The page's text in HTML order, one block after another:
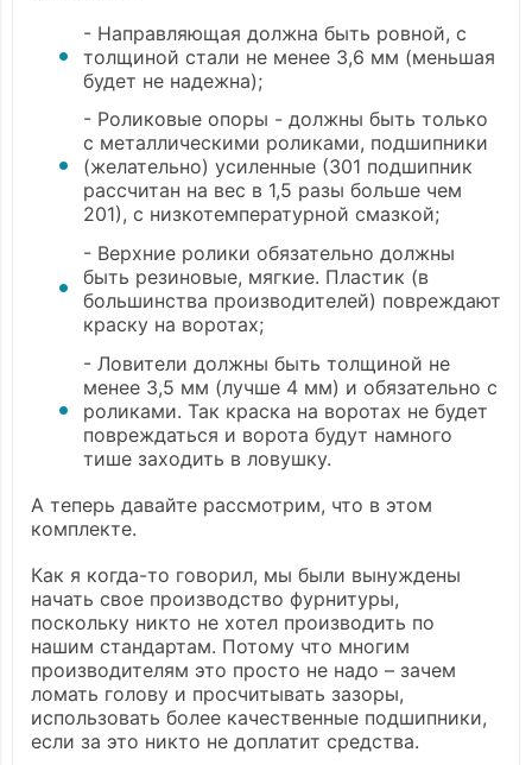
- Направляющая должна быть ровной, с
толщиной стали не менее 3,6 мм (меньшая
будет не надежна);
- Роликовые опоры - должны быть только
с металлическими роликами, подшипники
(желательно) усиленные (301 подшипник
рассчитан на вес в 1,5 разы больше чем
201), с низкотемпературной смазкой;
- Верхние ролики обязательно должны
быть резиновые, мягкие. Пластик (в
большинства производителей) повреждают
краску на воротах;
- Ловители должны быть толщиной не
менее 3,5 мм (лучше 4 мм) и обязательно с
роликами. Так краска на воротах не будет
повреждаться и ворота будут намного
тише заходить в ловушку.
А теперь давайте рассмотрим, что в этом
комплекте.
Как я когда-то говорил, мы были вынуждены
начать свое производство фурнитуры,
поскольку никто не хотел производить по
нашим стандартам. Потому что многим
производителям это просто не надо – зачем
ломать голову и просчитывать зазоры,
использовать более качественные подшипники,
если за это никто не доплатит средства.